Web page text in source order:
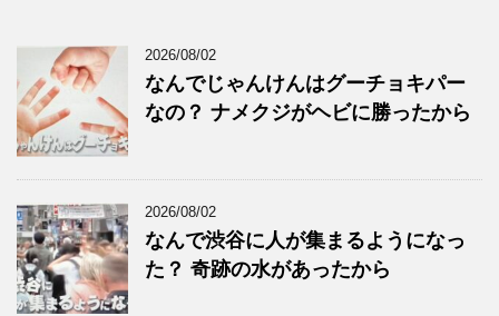
2026/08/02
なんでじゃんけんはグーチョキパー
なの？ ナメクジがヘビに勝ったから
2026/08/02
なんで渋谷に人が集まるようになっ
た？ 奇跡の水があったから